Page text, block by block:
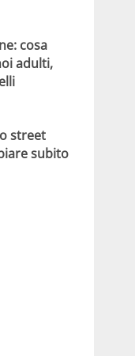
cosa
adulti,
street
subito